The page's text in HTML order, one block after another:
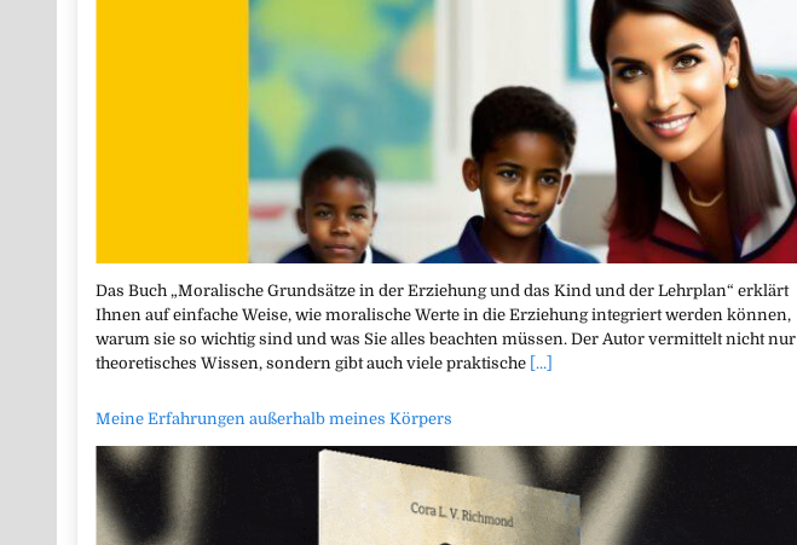
Das Buch „Moralische Grundsätze in der Erziehung und das Kind und der Lehrplan“ erklärt
Ihnen auf einfache Weise, wie moralische Werte in die Erziehung integriert werden können,
warum sie so wichtig sind und was Sie alles beachten müssen. Der Autor vermittelt nicht nur
theoretisches Wissen, sondern gibt auch viele praktische [...]
Meine Erfahrungen außerhalb meines Körpers